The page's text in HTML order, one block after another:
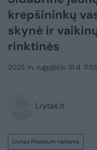
krepšininkų
skynė ir
rinktinės
2025 m. rugpjūčio 31 d. 11:55
Lrytas.lt
Lrytas Premium nariams